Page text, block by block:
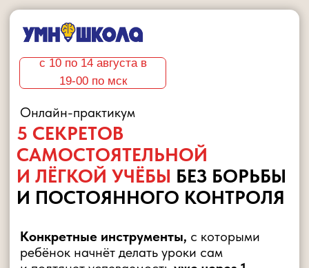
САМОСТОЯТЕЛЬНОЙ
И ЛЁГКОЙ УЧЁБЫ
И ПОСТОЯННОГО КОНТРОЛЯ
Онлайн-практикум
Простые практические задания на каждый
день
Конкретные инструменты,с которыми
ребёнок начнёт делать уроки сам
и подтянет успеваемость уже через 1
месяц
с 10 по 14 августа в
19-00 по мск